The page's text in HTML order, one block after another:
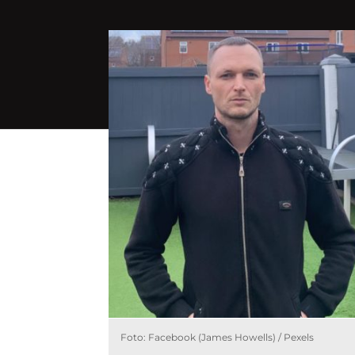
Foto: Facebook (James Howells) / Pexels